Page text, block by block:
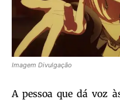
Imagem Divulgação
A pessoa que dá voz